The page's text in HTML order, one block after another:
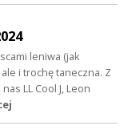
leniwa (jak
i trochę taneczna. Z
LL Cool J, Leon